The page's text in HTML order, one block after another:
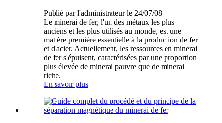
Publié par l'administrateur le 24/07/08
Le minerai de fer, l'un des métaux les plus
anciens et les plus utilisés au monde, est une
matière première essentielle à la production de fer
et d'acier. Actuellement, les ressources en minerai
de fer s'épuisent, caractérisées par une proportion
plus élevée de minerai pauvre que de minerai
riche.
En savoir plus